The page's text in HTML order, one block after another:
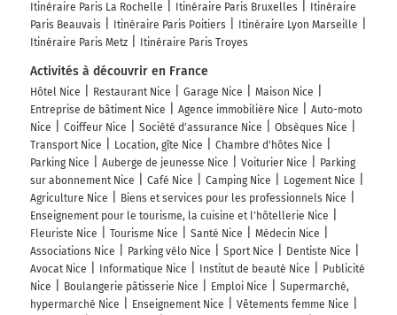
Tangenziale Ovest
Sortir et rejoindre E62. Continuer sur 350 mètres
E62
GENOVA
A7
Famagosta
MILANO
Milanofiori
ASSAGO
Continuer et rejoindre A7 E62. Continuer sur 67
519 km
Itinéraire Paris La Rochelle
Itinéraire Paris Bruxelles
Itinéraire
Paris Beauvais
Itinéraire Paris Poitiers
Itinéraire Lyon Marseille
Itinéraire Paris Metz
Itinéraire Paris Troyes
Activités à découvrir en France
Hôtel Nice Restaurant Nice Garage Nice
Maison Nice
Entreprise de bâtiment Nice
Agence immobilière Nice
Auto-moto
Nice
Coiffeur Nice Société d'assurance Nice
Obsèques Nice
Transport Nice
Location, gîte Nice
Chambre d'hôtes Nice
Parking Nice
Auberge de jeunesse Nice Voiturier Nice
Parking
sur abonnement Nice
Café Nice Camping Nice
Logement Nice
Agriculture Nice
Biens et services pour les professionnels Nice
Enseignement pour le tourisme, la cuisine et l'hôtellerie Nice
Fleuriste Nice
Tourisme Nice Santé Nice
Médecin Nice
Associations Nice
Parking vélo Nice Sport Nice
Dentiste Nice
Avocat Nice
Informatique Nice Institut de beauté Nice
Publicité
Nice
Boulangerie pâtisserie Nice Emploi Nice
Supermarché,
hypermarché Nice
Enseignement Nice
Vêtements femme Nice